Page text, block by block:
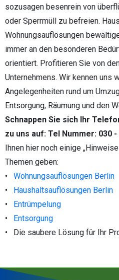
sozusagen besenrein von
oder Sperrmüll zu befreien.
Wohnungsauflösungen
immer an den besonderen
orientiert. Profitieren Sie von
Unternehmens. Wir kennen uns
Angelegenheiten rund um
Entsorgung, Räumung und den
Schnappen Sie sich Ihr
zu uns auf: Tel Nummer: 030 -
Ihnen hier noch einige
Themen geben:
• Wohnungsauflösungen Berlin
• Haushaltsauflösungen Berlin
• Entrümpelung
• Entsorgung
• Die saubere Lösung für Ihr